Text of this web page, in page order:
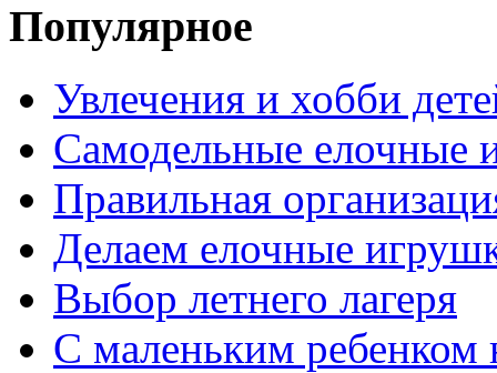
Популярное
Увлечения и хобби
Самодельные елочные
Правильная
Делаем елочные
Выбор летнего лагеря
С маленьким ребенком